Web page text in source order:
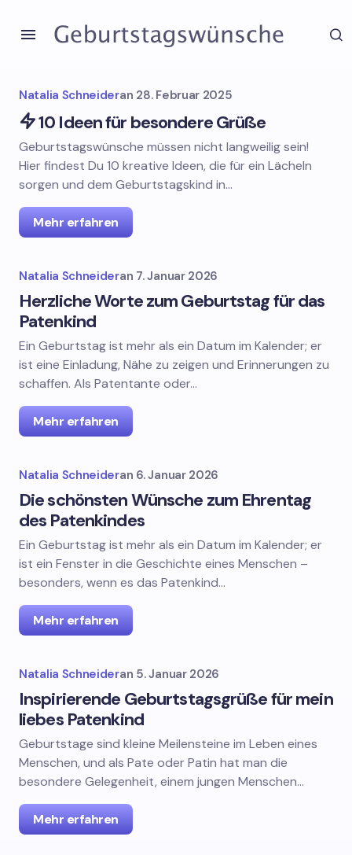
Natalia Schneideran 28. Februar 2025
10 Ideen für besondere Grüße
Geburtstagswünsche müssen nicht langweilig sein!
Hier findest Du 10 kreative Ideen, die für ein Lächeln
sorgen und dem Geburtstagskind in…
Mehr erfahren
Natalia Schneideran 7. Januar 2026
Herzliche Worte zum Geburtstag für das
Patenkind
Ein Geburtstag ist mehr als ein Datum im Kalender; er
ist eine Einladung, Nähe zu zeigen und Erinnerungen zu
schaffen. Als Patentante oder…
Mehr erfahren
Natalia Schneideran 6. Januar 2026
Die schönsten Wünsche zum Ehrentag
des Patenkindes
Ein Geburtstag ist mehr als ein Datum im Kalender; er
ist ein Fenster in die Geschichte eines Menschen –
besonders, wenn es das Patenkind…
Mehr erfahren
Natalia Schneideran 5. Januar 2026
Inspirierende Geburtstagsgrüße für mein
liebes Patenkind
Geburtstage sind kleine Meilensteine im Leben eines
Menschen, und als Pate oder Patin hat man die
besondere Gelegenheit, einem jungen Menschen…
Mehr erfahren